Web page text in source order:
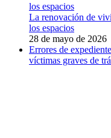
los espacios
La renovación de
los espacios
28 de mayo de 2026
Errores de
víctimas graves de